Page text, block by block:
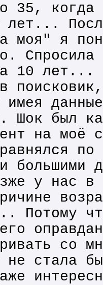
35, когда
лет...
моя" я
10 лет...
поисковик,
имея
Шок был
на моё
большими
у нас в
Потому
со
не стала